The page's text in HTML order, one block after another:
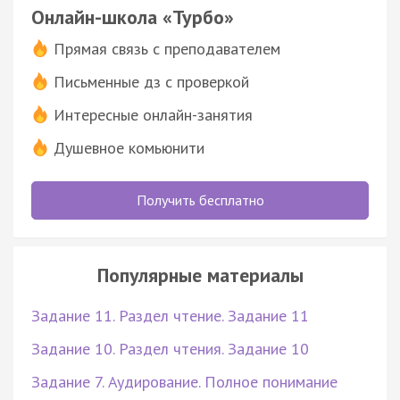
Онлайн-школа «Турбо»
Прямая связь с преподавателем
Письменные дз с проверкой
Интересные онлайн-занятия
Душевное комьюнити
Получить бесплатно
Популярные материалы
Задание 11. Раздел чтение. Задание 11
Задание 10. Раздел чтения. Задание 10
Задание 7. Аудирование. Полное понимание